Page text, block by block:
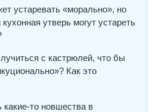
устаревать «морально», но
утверь могут устареть
с кастрюлей, что бы
Как это
то новшества в